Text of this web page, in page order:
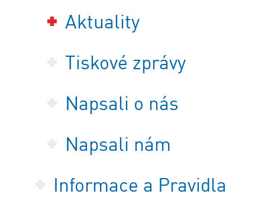
Aktuality
Tiskové zprávy
Napsali o nás
Napsali nám
Informace a Pravidla